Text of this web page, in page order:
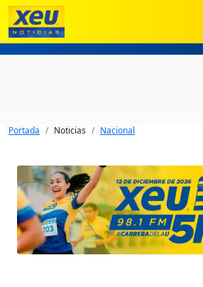
Portada Noticias Nacional